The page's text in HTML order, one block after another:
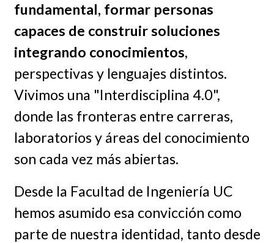
fundamental, formar personas
capaces de construir soluciones
integrando conocimientos,
perspectivas y lenguajes distintos.
Vivimos una "Interdisciplina 4.0",
donde las fronteras entre carreras,
laboratorios y áreas del conocimiento
son cada vez más abiertas.
Desde la Facultad de Ingeniería UC
hemos asumido esa convicción como
parte de nuestra identidad, tanto desde